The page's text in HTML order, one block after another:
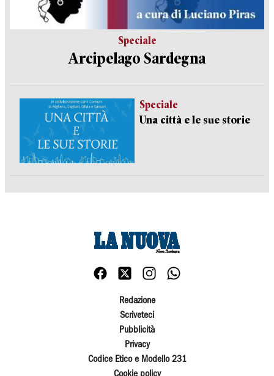
Speciale
Arcipelago Sardegna
Speciale
Una città e le sue storie
Redazione
Scriveteci
Pubblicità
Privacy
Codice Etico e Modello 231
Cookie policy